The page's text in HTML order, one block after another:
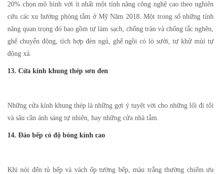
20% chọn mô hình với ít nhất một tính năng công nghệ cao theo nghiên
cứu các xu hướng phòng tắm ở Mỹ Năm 2018. Một trong số những tính
năng quan trọng đó bao gồm tự làm sạch, chống tràn và chống tắc nghẽn,
ghế chuyển động, tích hợp đèn ngủ, ghế ngồi có lò sưởi, tự khử mùi tự
động xả.
13. Cửa kính khung thép sơn đen
Những cửa kính khung thép là những gợi ý tuyệt vời cho những lối đi tối
và sâu cần ánh sáng tự nhiên, hay những cửa nhà tắm.
14. Đảo bếp có độ bóng kính cao
Khi nói đến tủ bếp và vách ốp tường bếp, màu trắng thường chiếm ưu